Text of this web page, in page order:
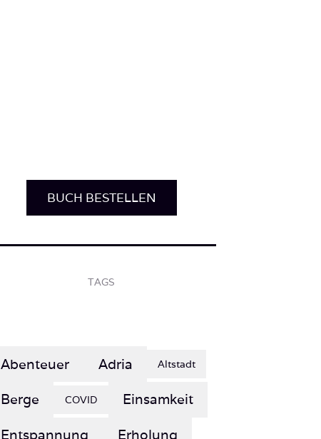
Berge Einsamkeit
Entspannung Erholung